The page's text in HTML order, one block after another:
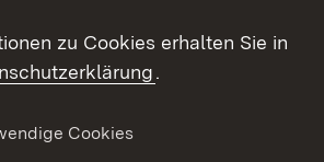
Erklärung zur
zu Cookies erhalten Sie in
.
Cookies